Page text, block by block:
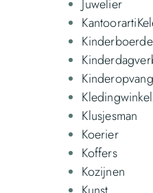
Juwelier
Kinderopvang
Klusjesman
Koerier
Koffers
Kozijnen